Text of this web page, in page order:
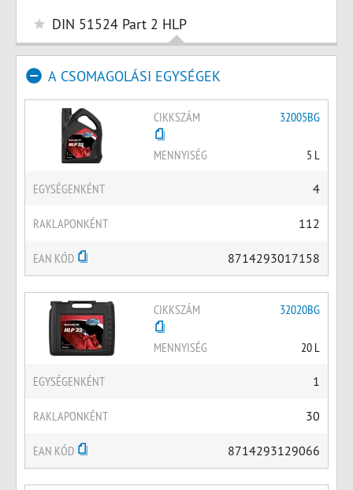
DIN 51524 Part 2 HLP
A CSOMAGOLÁSI EGYSÉGEK
CIKKSZÁM 32005BG
MENNYISÉG 5 L
EGYSÉGENKÉNT 4
RAKLAPONKÉNT 112
EAN KÓD 8714293017158
CIKKSZÁM 32020BG
MENNYISÉG 20 L
EGYSÉGENKÉNT 1
RAKLAPONKÉNT 30
EAN KÓD 8714293129066